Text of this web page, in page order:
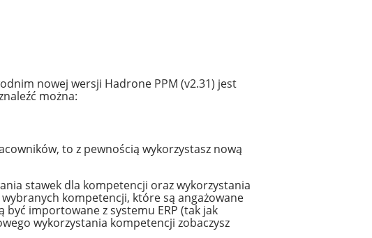
nowej wersji Hadrone PPM (v2.31) jest
można:
to z pewnością wykorzystasz nową
stawek dla kompetencji oraz wykorzystania
kompetencji, które są angażowane
importowane z systemu ERP (tak jak
wykorzystania kompetencji zobaczysz